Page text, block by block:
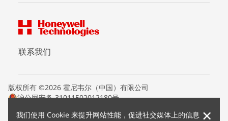
我们使用 Cookie 来提升网站性能，促进社交媒体上的信息 ×
联系我们
版权所有 ©2026 霍尼韦尔（中国）有限公司
沪公网安备 31011502012180号
条款条约